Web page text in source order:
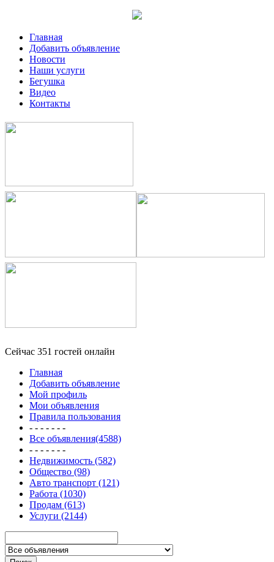
Главная
Добавить объявление
Новости
Наши услуги
Бегушка
Видео
Контакты
Сейчас 351 гостей онлайн
Главная
Добавить объявление
Мой профиль
Мои объявления
Правила пользования
- - - - - - -
Все объявления(4588)
- - - - - - -
Недвижимость (582)
Общество (98)
Авто транспорт (121)
Работа (1030)
Продам (613)
Услуги (2144)